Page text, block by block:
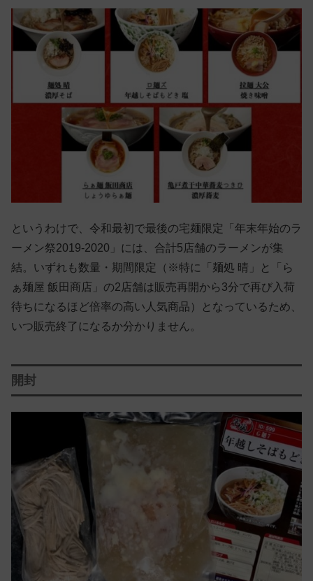
というわけで、令和最初で最後の宅麺限定「年末年始のラ
ーメン祭2019-2020」には、合計5店舗のラーメンが集
結。いずれも数量・期間限定（※特に「麺処 晴」と「ら
ぁ麺屋 飯田商店」の2店舗は販売再開から3分で再び入荷
待ちになるほど倍率の高い人気商品）となっているため、
いつ販売終了になるか分かりません。
開封